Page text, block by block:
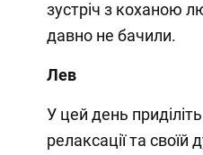
зустріч з коханою
давно не бачили.
Лев
У цей день
релаксації та своїй